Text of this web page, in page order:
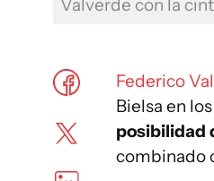
Valverde con la
Federico
Bielsa en
posibilidad
combinado